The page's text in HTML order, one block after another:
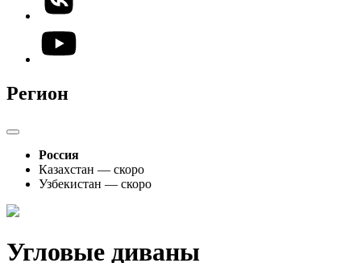
Регион
Россия
Казахстан — скоро
Узбекистан — скоро
Угловые диваны